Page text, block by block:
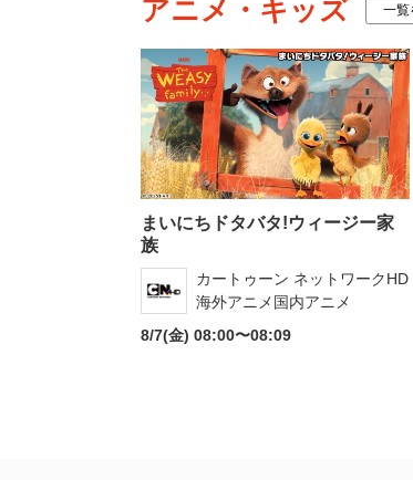
アニメ・キッズ 一覧
まいにちドタバタ!ウィージー家
族
カートゥーン ネットワークHD
海外アニメ国内アニメ
8/7(金) 08:00〜08:09